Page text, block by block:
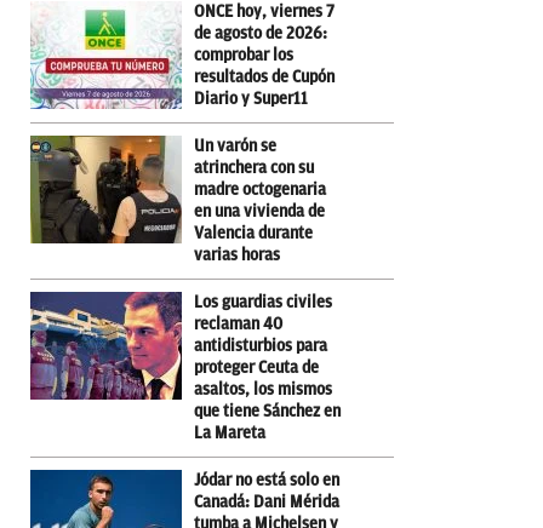
ONCE hoy, viernes 7
de agosto de 2026:
comprobar los
resultados de Cupón
Diario y Super11
Un varón se
atrinchera con su
madre octogenaria
en una vivienda de
Valencia durante
varias horas
Los guardias civiles
reclaman 40
antidisturbios para
proteger Ceuta de
asaltos, los mismos
que tiene Sánchez en
La Mareta
Jódar no está solo en
Canadá: Dani Mérida
tumba a Michelsen y